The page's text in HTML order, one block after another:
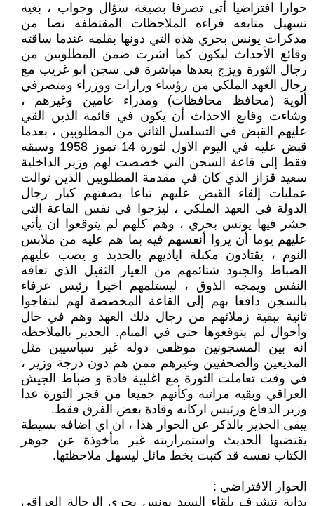
حوارا افتراضيا أتى تصرفا بصيغة سؤال وجواب ، بغيه
تسهيل متابعه قراءه الملاحظات المقتطفه نصا من
مذكرات يونس بحري هذه التي دونها بقلمه عندما ساقته
وقائع الأحداث ليكون كما اشرت ضمن المطلوبين من
رجال الثورة ويزج بعدها مباشرة في سجن ابو غريب مع
رجال العهد الملكي من رؤساء وزارات ووزراء ومتصرفي
ألوية (محافظ محافظات) ومدراء عامين وغيرهم ،
وشاءت وقاىع الاحداث أن يكون في قائمة الذين القي
عليهم القبض في التسلسل الثاني من المطلوبين ، بعدما
قبض عليه في اليوم الاول لثورة 14 تموز 1958 وسبقه
فقط إلى قاعة السجن التي خصصت لهم وزير الداخلية
سعيد قزاز الذي كان في مقدمة المطلوبين الذين توالت
عمليات إلقاء القبض عليهم تباعا بصفتهم كبار رجال
الدولة في العهد الملكي ، ليزجوا في نفس القاعة التي
حشر فيها يونس بحري ، وهم كلهم لم يتوقعوا ان يأتي
عليهم يوما أن يروا أنفسهم فيه بما هم عليه من ملابس
النوم ، يقتادون مكبلة اياديهم بالحديد و يصب عليهم
الضباط والجنود شتائمهم من العيار الثقيل الذي تعافه
النفس ويمجه الذوق ، ليستلمهم اخيرا رئيس عرفاء
بالسجن دافعا بهم إلى القاعة المخصصة لهم ليتفاجوا
ثانية ببقية زملائهم من رجال ذلك العهد وهم في حال
وأحوال لم يتوقعوها حتى في المنام. الجدير بالملاحظه
انه بين المسجونين موظفي دوله غير سياسيين مثل
المذيعين والصحفيين وغيرهم ممن هم دون درجة وزير ،
في وقت تعاملت الثورة مع اغلبية قادة و ضباط الجيش
العراقي وبقيه مراتبه وكأنهم جميعا من فجر الثورة عدا
وزير الدفاع ورئيس اركانه وقادة بعض الفرق فقط.
يبقى الجدير بالذكر عن الحوار هذا ، ان اي اضافه بسيطة
يقتضيها الحديث واستمراريته غير مأخوذة عن جوهر
الكتاب نفسه قد كتبت بخط مائل ليسهل ملاحظتها.
الحوار الافتراضي :
بداية نتشرف بلقاء السيد يونس بحري الرحالة العراقي